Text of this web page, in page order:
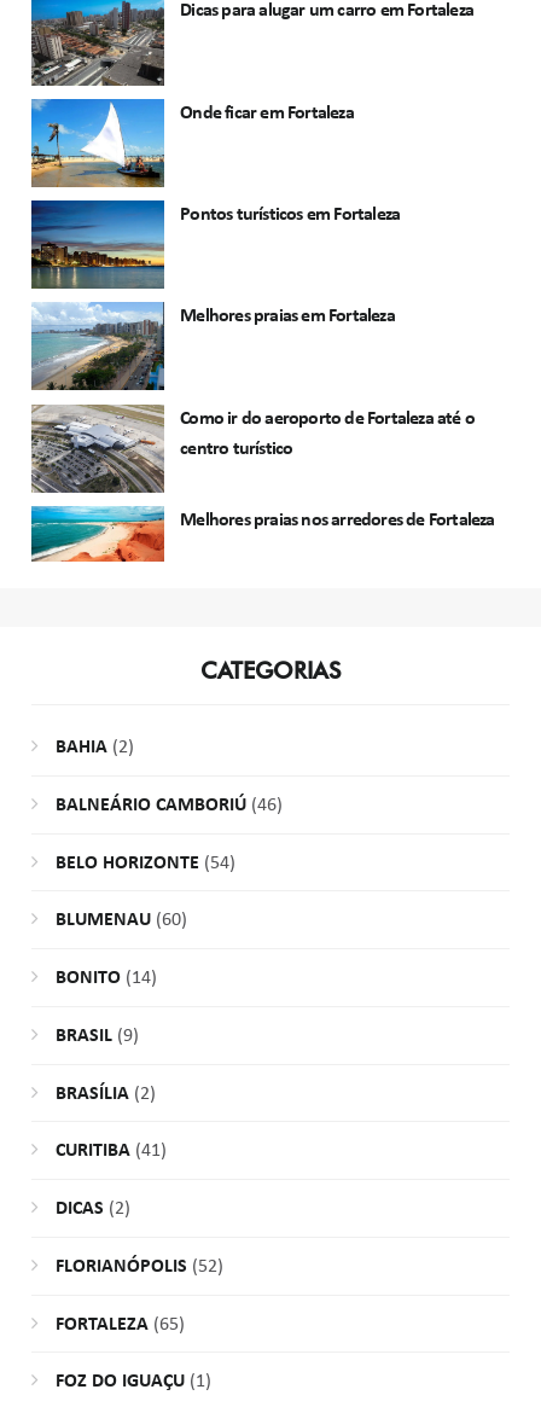
Dicas para alugar um carro em Fortaleza
Onde ficar em Fortaleza
Pontos turísticos em Fortaleza
Melhores praias em Fortaleza
Como ir do aeroporto de Fortaleza até o
centro turístico
Melhores praias nos arredores de Fortaleza
CATEGORIAS
BAHIA(2)
BALNEÁRIO CAMBORIÚ(46)
BELO HORIZONTE (54)
BLUMENAU(60)
BONITO(14)
BRASIL(9)
BRASÍLIA(2)
CURITIBA(41)
DICAS (2)
FLORIANÓPOLIS (52)
FORTALEZA(65)
FOZ DO IGUAÇU(1)